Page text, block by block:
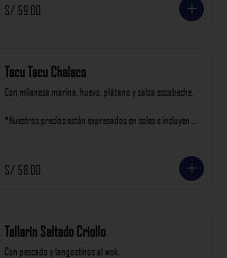
S/ 59.00
Tacu Tacu Chalaco
Con milanesa marina, huevo, plátano y salsa escabeche.
*Nuestros precios están expresados en soles e incluyen
S/ 58.00
Tallarin Saltado Criollo
Con pescado y langostinos al wok.